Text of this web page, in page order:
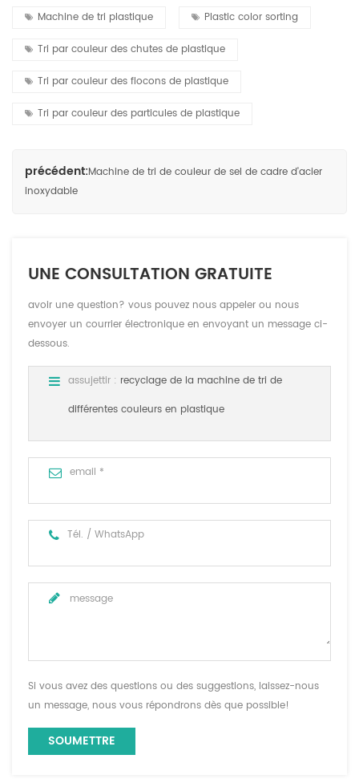
Machine de tri plastique Plastic color sorting
Tri par couleur des chutes de plastique
Tri par couleur des flocons de plastique
Tri par couleur des particules de plastique
précédent:Machine de tri de couleur de sel de cadre d'acier
inoxydable
UNE CONSULTATION GRATUITE
avoir une question? vous pouvez nous appeler ou nous
envoyer un courrier électronique en envoyant un message ci-
dessous.
assujettir : recyclage de la machine de tri de
différentes couleurs en plastique
Si vous avez des questions ou des suggestions, laissez-nous
un message, nous vous répondrons dès que possible!